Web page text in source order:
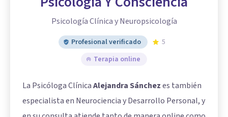
Psicología Clínica y Neuropsicología
Profesional verificado
5
Terapia online
La Psicóloga ClínicaAlejandra Sánchezes también
especialista en Neurociencia y Desarrollo Personal, y